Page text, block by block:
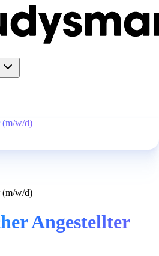
(m/w/d)
(m/w/d)
Angestellter